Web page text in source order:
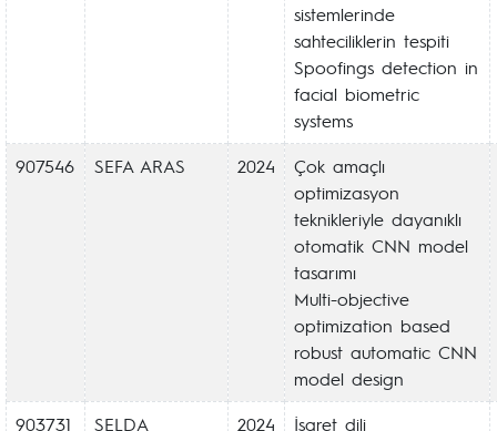
sistemlerinde
sahteciliklerin tespiti
Spoofings detection in
facial biometric
systems
907546
SEFA ARAS 2024
Çok amaçlı
optimizasyon
teknikleriyle dayanıklı
otomatik CNN model
tasarımı
Multi-objective
optimization based
robust automatic CNN
model design
903731
SELDA
2024
İşaret dili